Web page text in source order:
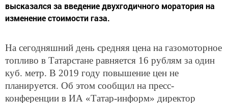
высказался за введение двухгодичного моратория на
изменение стоимости газа.
На сегодняшний день средняя цена на газомоторное
топливо в Татарстане равняется 16 рублям за один
куб. метр. В 2019 году повышение цен не
планируется. Об этом сообщил на пресс-
конференции в ИА «Татар-информ» директор